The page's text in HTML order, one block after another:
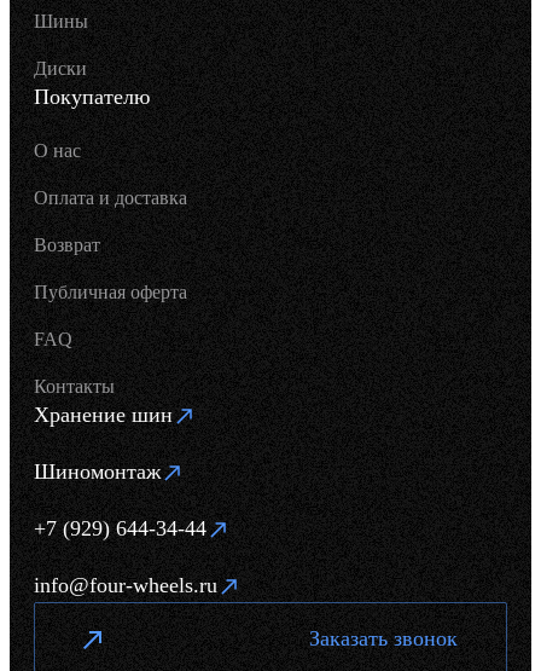
Шины
Диски
Покупателю
О нас
Оплата и доставка
Возврат
Публичная оферта
FAQ
Контакты
Хранение шин
Шиномонтаж
+7 (929) 644-34-44
info@four-wheels.ru
Заказать звонок